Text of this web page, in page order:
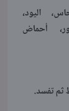
اليود،
أحماض
ثم تفسد.